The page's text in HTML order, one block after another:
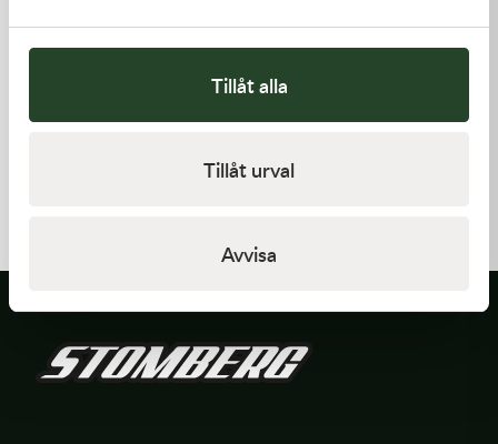
Tillåt alla
Tillåt urval
Avvisa
Kawasaki
GUIDE-CHAIN,RR